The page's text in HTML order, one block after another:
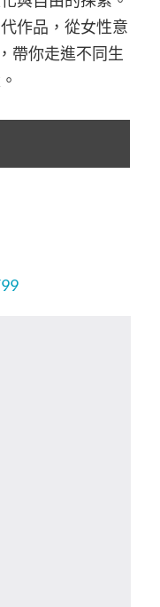
作品，從女性意
帶你走進不同生